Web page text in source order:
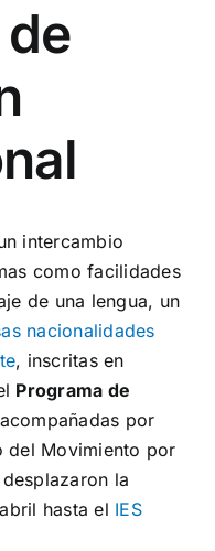
intercambio
como facilidades
de una lengua, un
nacionalidades
, inscritas en
Programa de
por
del Movimiento por
la
hasta el IES